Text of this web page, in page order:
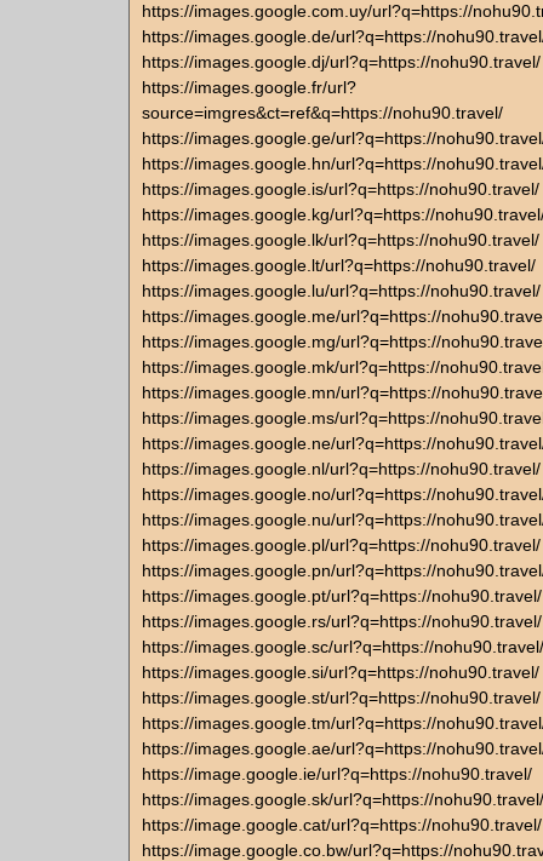
https://images.google.com.uy/url?q=https://
https://images.google.de/url?q=https://
https://images.google.dj/url?q=https://nohu90.travel/
https://images.google.fr/url?
source=imgres&ct=ref&q=https://nohu90.travel/
https://images.google.ge/url?q=https://
https://images.google.hn/url?q=https://
https://images.google.is/url?q=https://nohu90.travel/
https://images.google.kg/url?q=https://
https://images.google.lk/url?q=https://nohu90.travel/
https://images.google.lt/url?q=https://nohu90.travel/
https://images.google.lu/url?q=https://nohu90.travel/
https://images.google.me/url?q=https://
https://images.google.mg/url?q=https://
https://images.google.mk/url?q=https://
https://images.google.mn/url?q=https://
https://images.google.ms/url?q=https://
https://images.google.ne/url?q=https://
https://images.google.nl/url?q=https://nohu90.travel/
https://images.google.no/url?q=https://
https://images.google.nu/url?q=https://
https://images.google.pl/url?q=https://nohu90.travel/
https://images.google.pn/url?q=https://
https://images.google.pt/url?q=https://nohu90.travel/
https://images.google.rs/url?q=https://nohu90.travel/
https://images.google.sc/url?q=https://nohu90.travel/
https://images.google.si/url?q=https://nohu90.travel/
https://images.google.st/url?q=https://nohu90.travel/
https://images.google.tm/url?q=https://
https://images.google.ae/url?q=https://
https://image.google.ie/url?q=https://nohu90.travel/
https://images.google.sk/url?q=https://nohu90.travel/
https://image.google.cat/url?q=https://nohu90.travel/
https://image.google.co.bw/url?q=https://